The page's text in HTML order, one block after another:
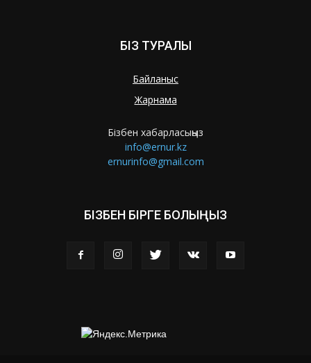
БІЗ ТУРАЛЫ
Байланыс
Жарнама
Бізбен хабарласыңыз
info@ernur.kz
ernurinfo@gmail.com
БІЗБЕН БІРГЕ БОЛЫҢЫЗ